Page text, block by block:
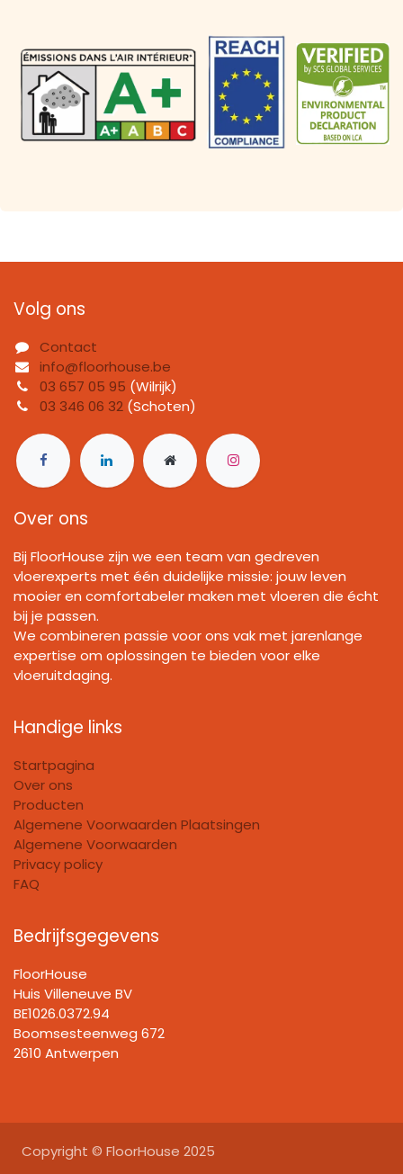
Volg ons
Contact
info@floorhouse.be
03 657 05 95 (Wilrijk)
03 346 06 32 (Schoten)
Over ons
Bij FloorHouse zijn we een team van gedreven
vloerexperts met één duidelijke missie: jouw leven
mooier en comfortabeler maken met vloeren die écht
bij je passen.
We combineren passie voor ons vak met jarenlange
expertise om oplossingen te bieden voor elke
vloeruitdaging.
Handige links
Startpagina
Over ons
Producten
Algemene Voorwaarden Plaatsingen
Algemene Voorwaarden
Privacy policy
FAQ
Bedrijfsgegevens
FloorHouse
Huis Villeneuve BV​
BE1026.0372.94
Boomsesteenweg 672
2610 Antwerpen
Copyright © FloorHouse 2025